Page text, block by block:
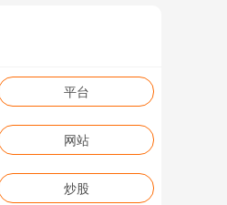
平台
网站
炒股